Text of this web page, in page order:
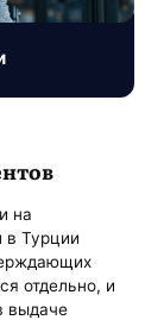
на
в Турции
отдельно, и
выдаче